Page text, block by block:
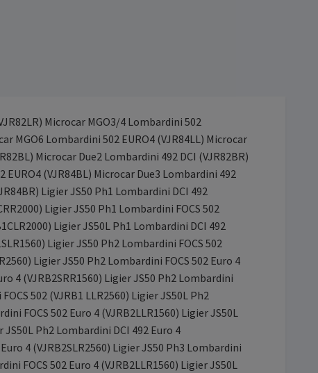
Microcar MGO3/4 Lombardini 502
MGO6 Lombardini 502 EURO4 (VJR84LL) Microcar
Microcar Due2 Lombardini 492 DCI (VJR82BR)
(VJR84BL) Microcar Due3 Lombardini 492
Ligier JS50 Ph1 Lombardini DCI 492
Ligier JS50 Ph1 Lombardini FOCS 502
Ligier JS50L Ph1 Lombardini DCI 492
Ligier JS50 Ph2 Lombardini FOCS 502
Ligier JS50 Ph2 Lombardini FOCS 502 Euro 4
4 (VJRB2SRR1560) Ligier JS50 Ph2 Lombardini
502 (VJRB1 LLR2560) Ligier JS50L Ph2
FOCS 502 Euro 4 (VJRB2LLR1560) Ligier JS50L
JS50L Ph2 Lombardini DCI 492 Euro 4
4 (VJRB2SLR2560) Ligier JS50 Ph3 Lombardini
FOCS 502 Euro 4 (VJRB2LLR1560) Ligier JS50L